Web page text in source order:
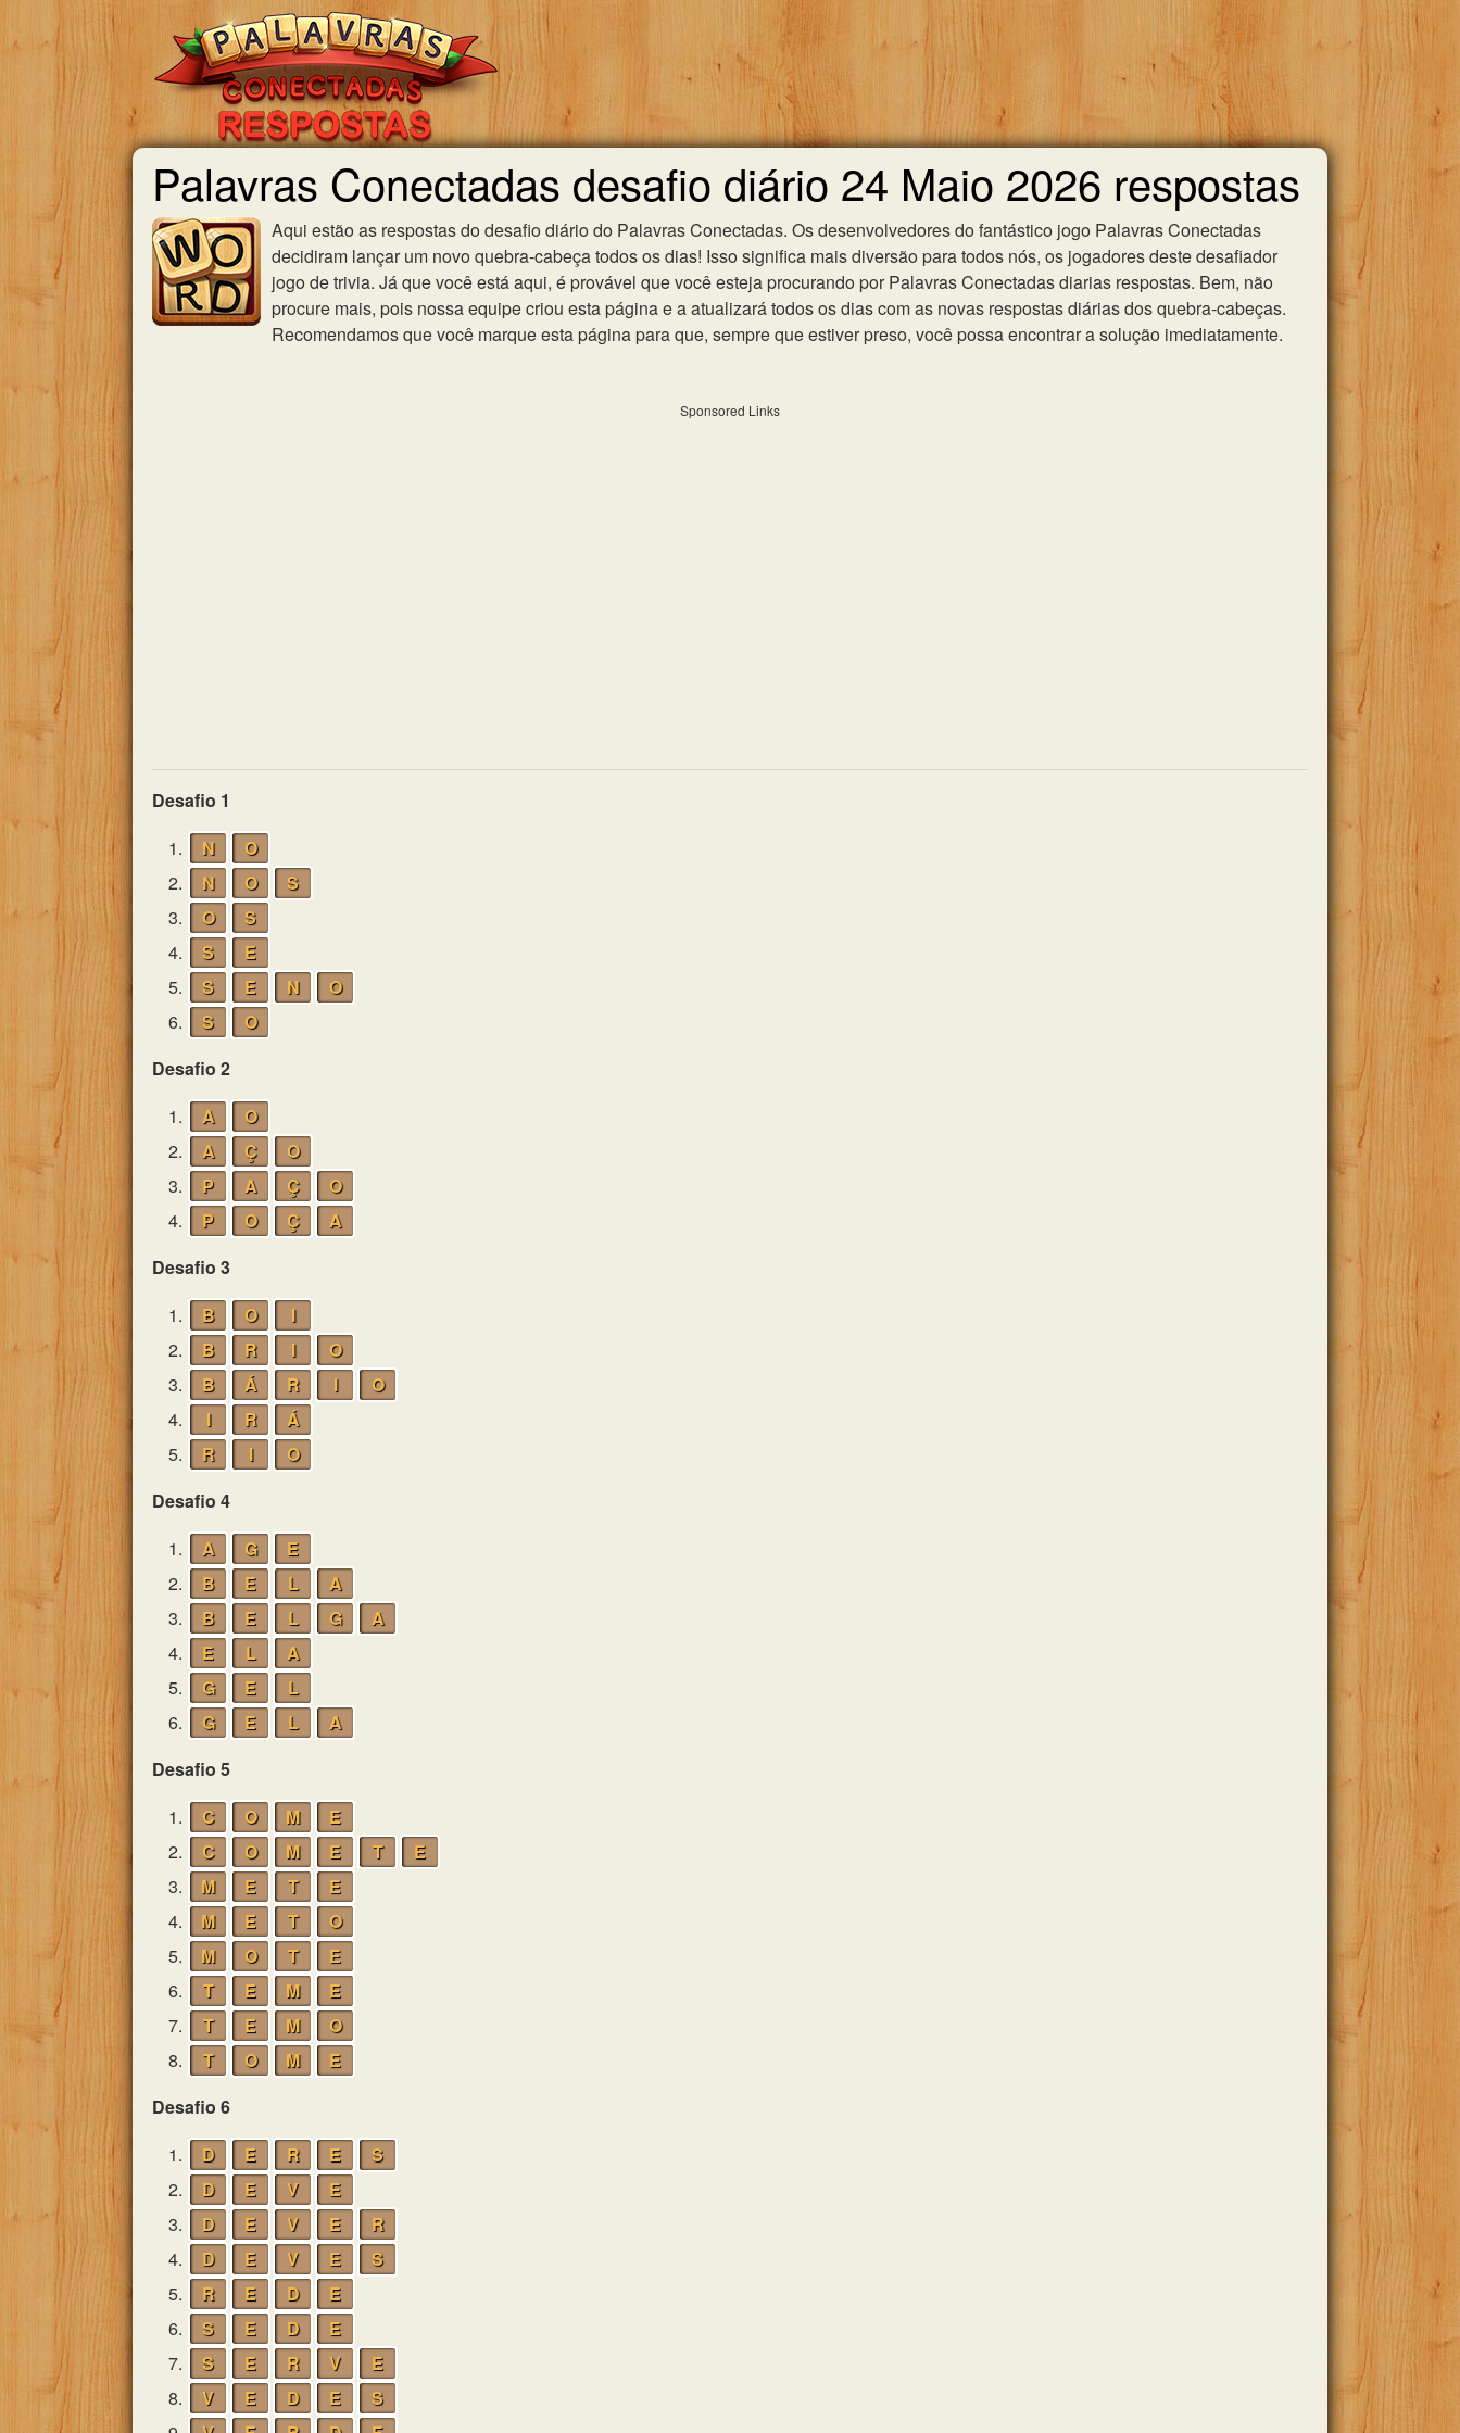
Palavras Conectadas desafio diário 24 Maio 2026 respostas
Aqui estão as respostas do desafio diário do Palavras Conectadas. Os desenvolvedores do fantástico jogo Palavras Conectadas
decidiram lançar um novo quebra-cabeça todos os dias! Isso significa mais diversão para todos nós, os jogadores deste desafiador
jogo de trivia. Já que você está aqui, é provável que você esteja procurando por Palavras Conectadas diarias respostas. Bem, não
procure mais, pois nossa equipe criou esta página e a atualizará todos os dias com as novas respostas diárias dos quebra-cabeças.
Recomendamos que você marque esta página para que, sempre que estiver preso, você possa encontrar a solução imediatamente.
Sponsored Links
Desafio 1
1.
N
O
2.
N O
S
3.
O
S
4.
S
E
5.
S E N
O
6.
S
O
Desafio 2
1.
A
O
2.
A Ç
O
3.
P A Ç
O
4.
P O Ç
A
Desafio 3
1.
B O
I
2.
B R I
O
3.
B Á R I
O
4.
I R
Á
5.
R I
O
Desafio 4
1.
A G
E
2.
B E L
A
3.
B E L G
A
4.
E L
A
5.
G E
L
6.
G E L
A
Desafio 5
1.
C O M
E
2.
C O M E T
E
3.
M E T
E
4.
M E T
O
5.
M O T
E
6.
T E M
E
7.
T E M
O
8.
T O M
E
Desafio 6
1.
D E R E
S
2.
D E V
E
3.
D E V E
R
4.
D E V E
S
5.
R E D
E
6.
S E D
E
7.
S E R V
E
8.
V E D E
S